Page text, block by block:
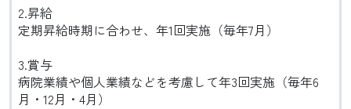
2.昇給
定期昇給時期に合わせ、年1回実施（毎年7月）
3.賞与
病院業績や個人業績などを考慮して年3回実施（毎年6
月・12月・4月）